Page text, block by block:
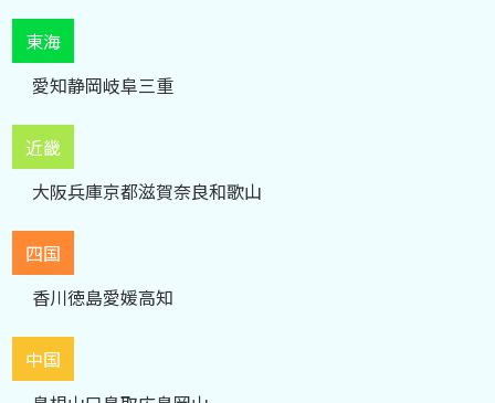
東海
愛知静岡岐阜三重
近畿
大阪兵庫京都滋賀奈良和歌山
四国
香川徳島愛媛高知
中国